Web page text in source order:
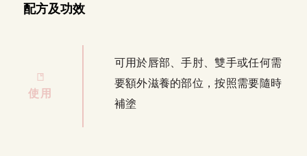
配方及功效
使用
可用於唇部、手肘、雙手或任何需
要額外滋養的部位，按照需要隨時
補塗